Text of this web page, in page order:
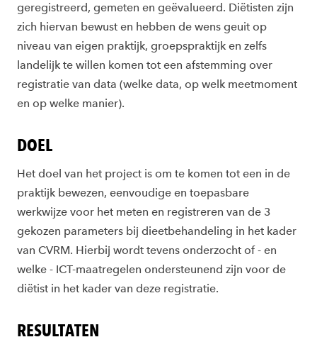
geregistreerd, gemeten en geëvalueerd. Diëtisten zijn
zich hiervan bewust en hebben de wens geuit op
niveau van eigen praktijk, groepspraktijk en zelfs
landelijk te willen komen tot een afstemming over
registratie van data (welke data, op welk meetmoment
en op welke manier).
DOEL
Het doel van het project is om te komen tot een in de
praktijk bewezen, eenvoudige en toepasbare
werkwijze voor het meten en registreren van de 3
gekozen parameters bij dieetbehandeling in het kader
van CVRM. Hierbij wordt tevens onderzocht of - en
welke - ICT-maatregelen ondersteunend zijn voor de
diëtist in het kader van deze registratie.
RESULTATEN